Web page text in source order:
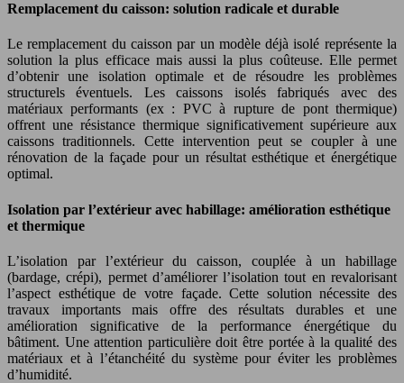
Remplacement du caisson: solution radicale et durable
Le remplacement du caisson par un modèle déjà isolé représente la
solution la plus efficace mais aussi la plus coûteuse. Elle permet
d’obtenir une isolation optimale et de résoudre les problèmes
structurels éventuels. Les caissons isolés fabriqués avec des
matériaux performants (ex : PVC à rupture de pont thermique)
offrent une résistance thermique significativement supérieure aux
caissons traditionnels. Cette intervention peut se coupler à une
rénovation de la façade pour un résultat esthétique et énergétique
optimal.
Isolation par l’extérieur avec habillage: amélioration esthétique
et thermique
L’isolation par l’extérieur du caisson, couplée à un habillage
(bardage, crépi), permet d’améliorer l’isolation tout en revalorisant
l’aspect esthétique de votre façade. Cette solution nécessite des
travaux importants mais offre des résultats durables et une
amélioration significative de la performance énergétique du
bâtiment. Une attention particulière doit être portée à la qualité des
matériaux et à l’étanchéité du système pour éviter les problèmes
d’humidité.